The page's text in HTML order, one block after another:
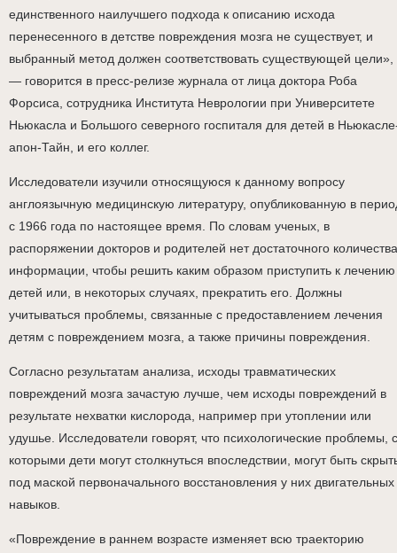
единственного наилучшего подхода к описанию исхода
перенесенного в детстве повреждения мозга не существует, и
выбранный метод должен соответствовать существующей цели»,
— говорится в пресс-релизе журнала от лица доктора Роба
Форсиса, сотрудника Института Неврологии при Университете
Ньюкасла и Большого северного госпиталя для детей в
апон-Тайн, и его коллег.
Исследователи изучили относящуюся к данному вопросу
англоязычную медицинскую литературу, опубликованную в
с 1966 года по настоящее время. По словам ученых, в
распоряжении докторов и родителей нет достаточного количества
информации, чтобы решить каким образом приступить к лечению
детей или, в некоторых случаях, прекратить его. Должны
учитываться проблемы, связанные с предоставлением лечения
детям с повреждением мозга, а также причины повреждения.
Согласно результатам анализа, исходы травматических
повреждений мозга зачастую лучше, чем исходы повреждений в
результате нехватки кислорода, например при утоплении или
удушье. Исследователи говорят, что психологические проблемы, с
которыми дети могут столкнуться впоследствии, могут быть
под маской первоначального восстановления у них двигательных
навыков.
«Повреждение в раннем возрасте изменяет всю траекторию